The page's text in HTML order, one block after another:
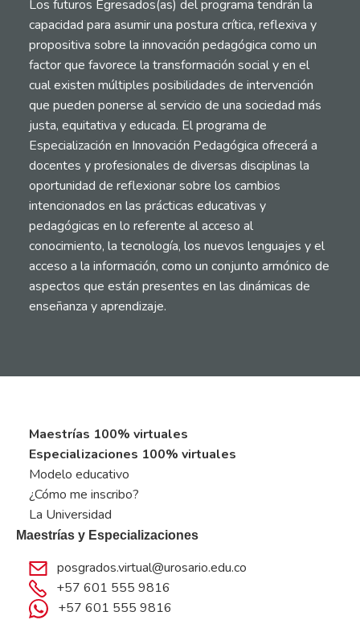
Los futuros Egresados(as) del programa tendrán la
capacidad para asumir una postura crítica, reflexiva y
propositiva sobre la innovación pedagógica como un
factor que favorece la transformación social y en el
cual existen múltiples posibilidades de intervención
que pueden ponerse al servicio de una sociedad más
justa, equitativa y educada. El programa de
Especialización en Innovación Pedagógica ofrecerá a
docentes y profesionales de diversas disciplinas la
oportunidad de reflexionar sobre los cambios
intencionados en las prácticas educativas y
pedagógicas en lo referente al acceso al
conocimiento, la tecnología, los nuevos lenguajes y el
acceso a la información, como un conjunto armónico de
aspectos que están presentes en las dinámicas de
enseñanza y aprendizaje.
Maestrías 100% virtuales
Especializaciones 100% virtuales
Modelo educativo
¿Cómo me inscribo?
La Universidad
Maestrías y Especializaciones
posgrados.virtual@urosario.edu.co
+57 601 555 9816
+57 601 555 9816